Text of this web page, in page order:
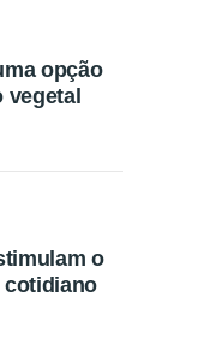
opção
o
cotidiano